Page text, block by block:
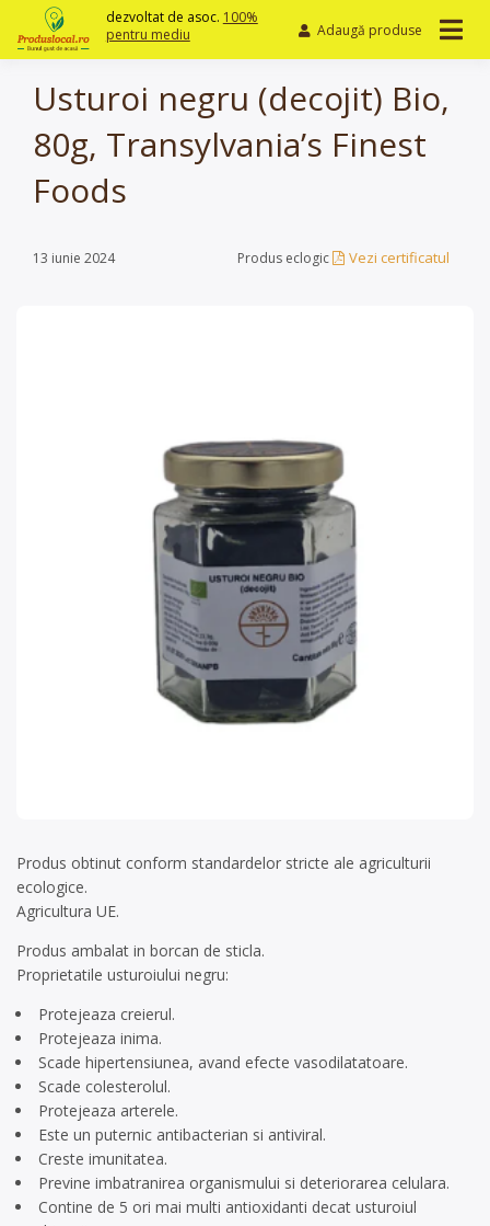
content
dezvoltat de asoc. 100%
pentru mediu
Adaugă produse
Usturoi negru (decojit) Bio,
80g, Transylvania’s Finest
Foods
13 iunie 2024 Produs eclogic Vezi certificatul
Produs obtinut conform standardelor stricte ale agriculturii
ecologice.
Agricultura UE.
Produs ambalat in borcan de sticla.
Proprietatile usturoiului negru:
Protejeaza creierul.
Protejeaza inima.
Scade hipertensiunea, avand efecte vasodilatatoare.
Scade colesterolul.
Protejeaza arterele.
Este un puternic antibacterian si antiviral.
Creste imunitatea.
Previne imbatranirea organismului si deteriorarea celulara.
Contine de 5 ori mai multi antioxidanti decat usturoiul